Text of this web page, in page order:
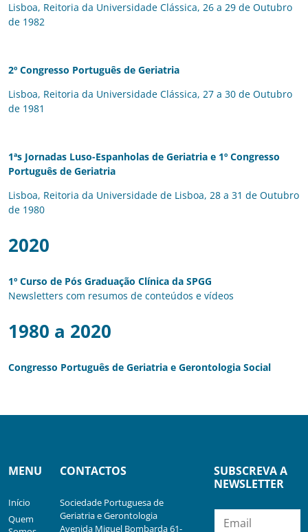
Lisboa, Reitoria da Universidade Clássica, 26 a 29 de Outubro
de 1982
2º Congresso Português de Geriatria
Lisboa, Reitoria da Universidade Clássica, 27 a 30 de Outubro
de 1981
1ªs Jornadas Luso-Espanholas de Geriatria e 1º Congresso
Português de Geriatria
Lisboa, Reitoria da Universidade de Lisboa, 28 a 31 de Outubro
de 1980
2020
1º Curso de Pós Graduação Clínica da SPGG
Newsletters com resumos de conteúdos e vídeos
1980 a 2020
Congresso Português de Geriatria e Gerontologia Social
MENU
Início
Quem
CONTACTOS
Sociedade Portuguesa de
Geriatria e Gerontologia
Avenida Miguel Bombarda 61-
SUBSCREVA A
NEWSLETTER